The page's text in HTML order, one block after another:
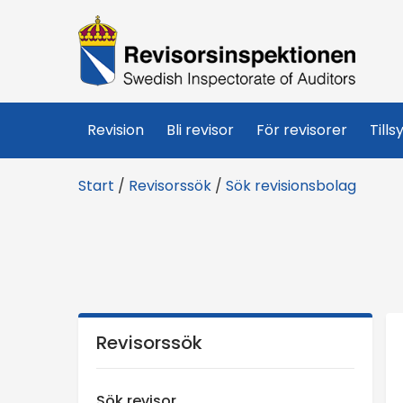
R
e
v
i
r
Revision Bli revisor För revisorer
Start / Revisorssök / Sök revisionsbolag
Revisorssök